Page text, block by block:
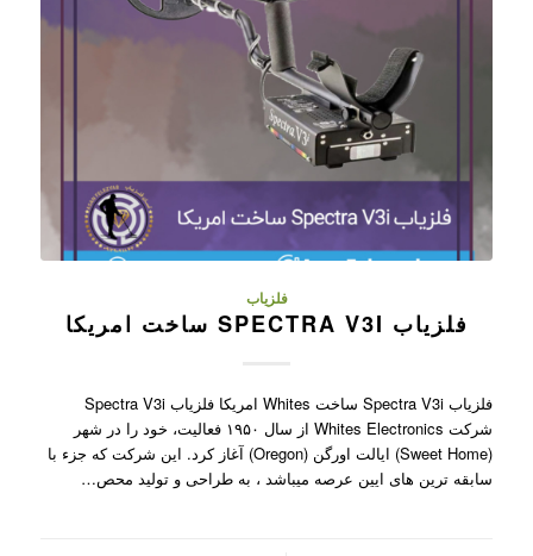
فلزیاب
فلزیاب SPECTRA V3I ساخت امریکا
فلزیاب Spectra V3i ساخت Whites امریکا فلزیاب Spectra V3i
شرکت Whites Electronics از سال ۱۹۵۰ فعالیت، خود را در شهر
(Sweet Home) ایالت اورگن (Oregon) آغاز کرد. این شرکت که جزء با
سابقه ترین های ایین عرصه میباشد ، به طراحی و تولید محص…